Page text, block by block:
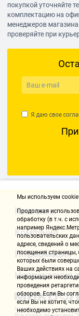
25.11.2020, 11:08
покупкой уточняйте
комплектацию на
менеджеров
проверяйте при
Я даю свое
Контакты
Компания
Информация
Направления
Мы используем cookie
Продолжая
обработку (в т.ч. с
например
пользовательских
адресе, сведений о
посещения страницы,
которых были
Ваших действиях на
информация
проведения
обзоров. Если Вы
если Вы не хотите,
необходимо